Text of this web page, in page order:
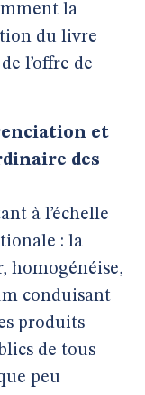
la
du livre
l’offre de
et
des
à l’échelle
: la
homogénéise,
conduisant
produits
de tous
peu